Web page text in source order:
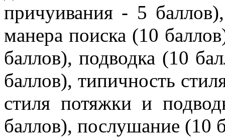
причуивания - 5
манера поиска (10
баллов), подводка (10
баллов), типичность
стиля потяжки и
баллов), послушание (10